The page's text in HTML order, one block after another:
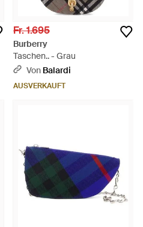
Fr. 1.695
Burberry
Taschen.. - Grau
Von Balardi
AUSVERKAUFT